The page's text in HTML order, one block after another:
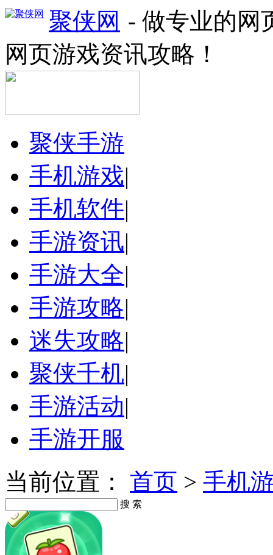
聚侠网 - 做专业的网
网页游戏资讯攻略！
聚侠手游
手机游戏|
手机软件|
手游资讯|
手游大全|
手游攻略|
迷失攻略|
聚侠千机|
手游活动|
手游开服
当前位置： 首页 > 手机
搜 索